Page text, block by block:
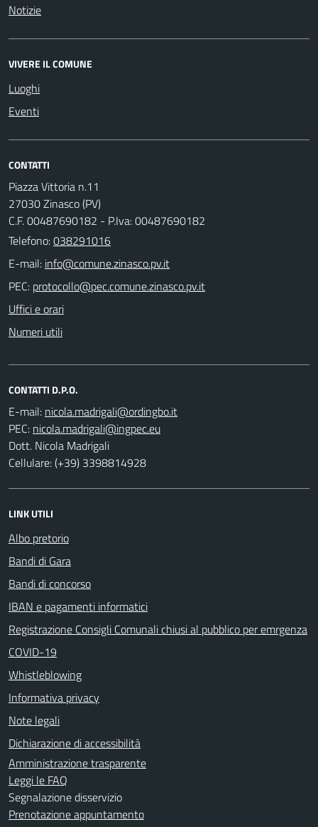
Notizie
VIVERE IL COMUNE
Luoghi
Eventi
CONTATTI
Piazza Vittoria n.11
27030 Zinasco (PV)
C.F. 00487690182 - P.Iva: 00487690182
Telefono:038291016
E-mail:
PEC:
Uffici e orari
Numeri utili
CONTATTI D.P.O.
E-mail:
PEC:
Dott. Nicola Madrigali
Cellulare: (+39) 3398814928
LINK UTILI
Albo pretorio
Bandi di Gara
Bandi di concorso
IBAN e pagamenti informatici
Registrazione Consigli Comunali chiusi al pubblico per emrgenza
COVID-19
Whistleblowing
Informativa privacy
Note legali
Dichiarazione di accessibilità
Amministrazione trasparente
Leggi le FAQ
Segnalazione disservizio
Prenotazione appuntamento